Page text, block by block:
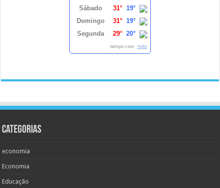
Sábado
31° 19°
Domingo
31° 19°
Segunda
29° 20°
tiempo.com +info
Categorias
economia
Economia
Educação